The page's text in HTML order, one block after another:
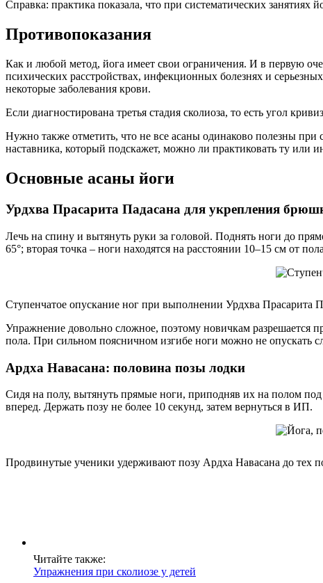
Справка: практика показала, что при систематических занятиях
Противопоказания
Как и любой метод, йога имеет свои ограничения. И в первую
психических расстройствах, инфекционных болезнях и
некоторые заболевания крови.
Если диагностирована третья стадия сколиоза, то есть угол
Нужно также отметить, что не все асаны одинаково полезны при
наставника, который подскажет, можно ли практиковать ту или
Основные асаны йоги
Урдхва Прасарита Падасана для укрепления
Лечь на спину и вытянуть руки за головой. Поднять ноги до
65°; вторая точка – ноги находятся на расстоянии 10–15 см от
Ступенчатое опускание ног при выполнении Урдхва
Упражнение довольно сложное, поэтому новичкам разрешается
пола. При сильном поясничном изгибе ноги можно не опускать
Ардха Навасана: половина позы лодки
Сидя на полу, вытянуть прямые ноги, приподняв их на полом
вперед. Держать позу не более 10 секунд, затем вернуться в ИП.
Продвинутые ученики удерживают позу Ардха Навасана до тех
Читайте также:
Упражнения при сколиозе у детей